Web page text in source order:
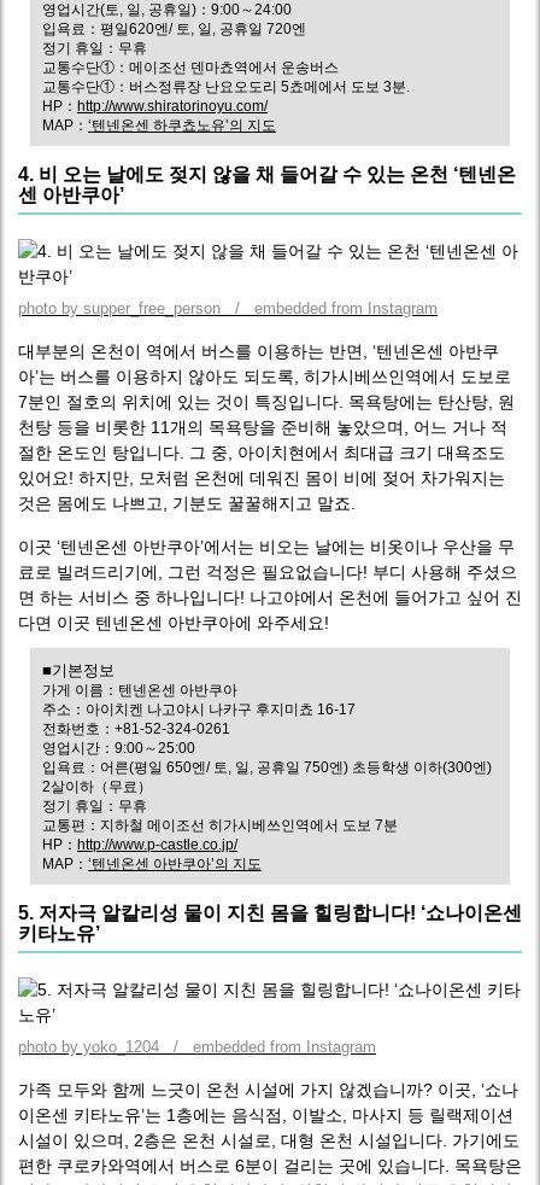
영업시간(토, 일, 공휴일)：9:00～24:00
입욕료：평일620엔/ 토, 일, 공휴일 720엔
정기 휴일：무휴
교통수단①：메이조선 덴마쵸역에서 운송버스
교통수단①：버스정류장 난요오도리 5쵸메에서 도보 3분.
HP： http://www.shiratorinoyu.com/
MAP： ‘텐넨온센 하쿠쵸노유’의 지도
4. 비 오는 날에도 젖지 않을 채 들어갈 수 있는 온천 ‘텐넨온
센 아반쿠아’
photo by supper_free_person / embedded from Instagram
대부분의 온천이 역에서 버스를 이용하는 반면, ‘텐넨온센 아반쿠
아’는 버스를 이용하지 않아도 되도록, 히가시베쓰인역에서 도보로
7분인 절호의 위치에 있는 것이 특징입니다. 목욕탕에는 탄산탕, 원
천탕 등을 비롯한 11개의 목욕탕을 준비해 놓았으며, 어느 거나 적
절한 온도인 탕입니다. 그 중, 아이치현에서 최대급 크기 대욕조도
있어요! 하지만, 모처럼 온천에 데워진 몸이 비에 젖어 차가워지는
것은 몸에도 나쁘고, 기분도 꿀꿀해지고 말죠.
이곳 ‘텐넨온센 아반쿠아’에서는 비오는 날에는 비옷이나 우산을 무
료로 빌려드리기에, 그런 걱정은 필요없습니다! 부디 사용해 주셨으
면 하는 서비스 중 하나입니다! 나고야에서 온천에 들어가고 싶어 진
다면 이곳 텐넨온센 아반쿠아에 와주세요!
■기본정보
가게 이름：텐넨온센 아반쿠아
주소：아이치켄 나고야시 나카구 후지미쵸 16-17
전화번호：+81-52-324-0261
영업시간：9:00～25:00
입욕료：어른(평일 650엔/ 토, 일, 공휴일 750엔) 초등학생 이하(300엔)
2살이하（무료）
정기 휴일：무휴
교통편：지하철 메이조선 히가시베쓰인역에서 도보 7분
HP： http://www.p-castle.co.jp/
MAP： ‘텐넨온센 아반쿠아’의 지도
5. 저자극 알칼리성 물이 지친 몸을 힐링합니다! ‘쇼나이온센
키타노유’
photo by yoko_1204 / embedded from Instagram
가족 모두와 함께 느긋이 온천 시설에 가지 않겠습니까? 이곳, ‘쇼나
이온센 키타노유’는 1층에는 음식점, 이발소, 마사지 등 릴랙제이션
시설이 있으며, 2층은 온천 시설로, 대형 온천 시설입니다. 가기에도
편한 쿠로카와역에서 버스로 6분이 걸리는 곳에 있습니다. 목욕탕은